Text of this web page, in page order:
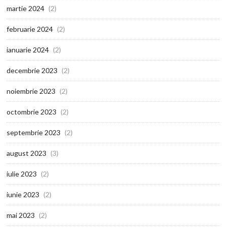
martie 2024 (2)
februarie 2024 (2)
ianuarie 2024 (2)
decembrie 2023 (2)
noiembrie 2023 (2)
octombrie 2023 (2)
septembrie 2023 (2)
august 2023 (3)
iulie 2023 (2)
iunie 2023 (2)
mai 2023 (2)